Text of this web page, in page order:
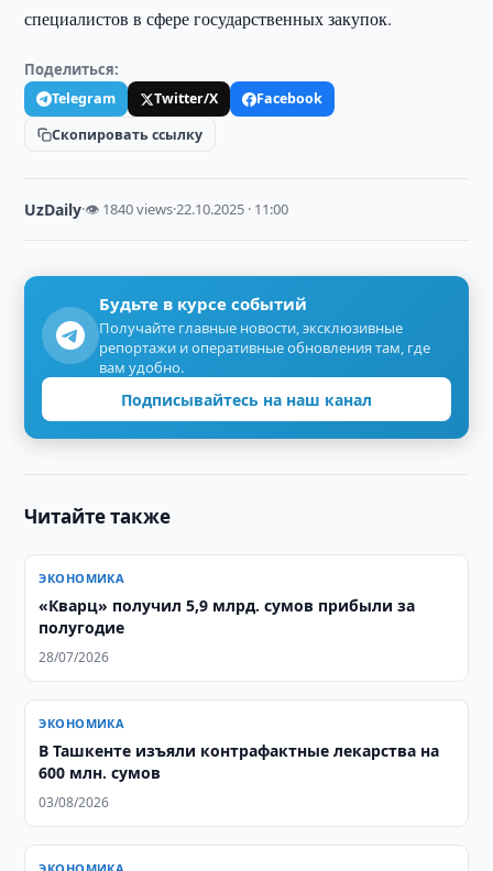
специалистов в сфере государственных закупок.
Поделиться:
Telegram Twitter/X
Facebook
Скопировать ссылку
UzDaily·👁 1840 views·22.10.2025 · 11:00
Будьте в курсе событий
Получайте главные новости, эксклюзивные
репортажи и оперативные обновления там, где
вам удобно.
Подписывайтесь на наш канал
Читайте также
ЭКОНОМИКА
«Кварц» получил 5,9 млрд. сумов прибыли за
полугодие
28/07/2026
ЭКОНОМИКА
В Ташкенте изъяли контрафактные лекарства на
600 млн. сумов
03/08/2026